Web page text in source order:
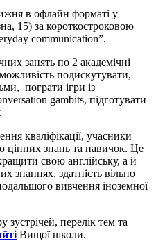
в офлайн форматі у
15) за короткостроковою
communication”.
занять по 2 академічні
подискутувати,
пограти ігри із
gambits, підготувати
кваліфікації, учасники
цінних знань та навичок. Це
свою англійську, а й
знаннях, здатність вільно
вивчення іноземної
зустрічей, перелік тем та
Вищої школи.